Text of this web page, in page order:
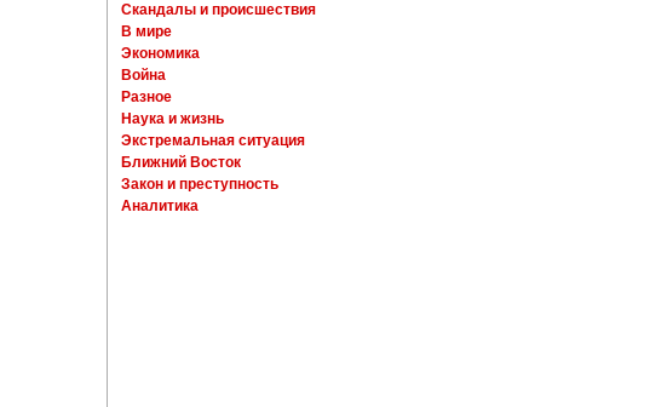
Скандалы и происшествия
В мире
Экономика
Война
Разное
Наука и жизнь
Экстремальная ситуация
Ближний Восток
Закон и преступность
Аналитика